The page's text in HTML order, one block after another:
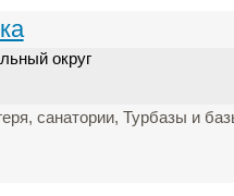
округ
санатории, Турбазы и